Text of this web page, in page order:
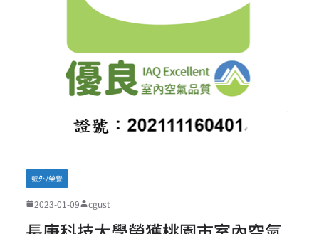
號外/榮譽
2023-01-09 cgust